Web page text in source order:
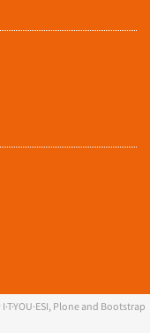
Plone and Bootstrap